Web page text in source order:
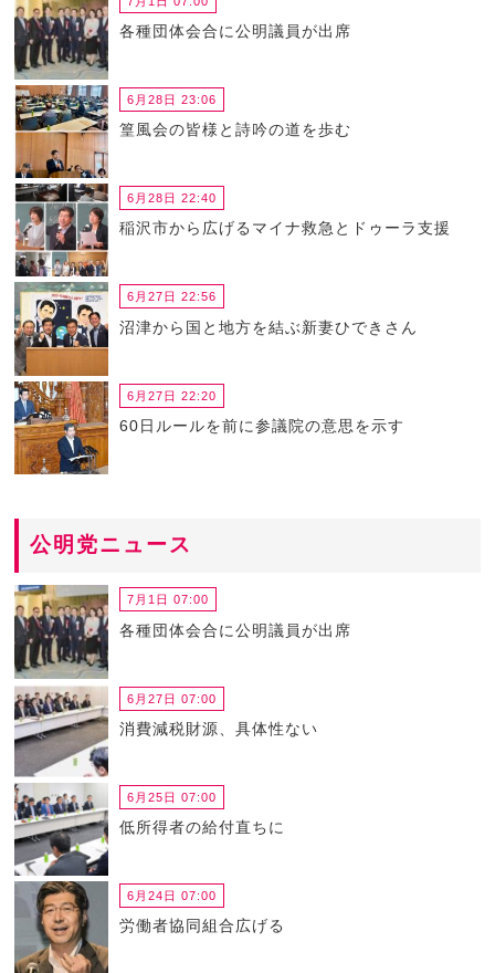
各種団体会合に公明議員が出席
6月28日 23:06
篁風会の皆様と詩吟の道を歩む
6月28日 22:40
稲沢市から広げるマイナ救急とドゥーラ支援
6月27日 22:56
沼津から国と地方を結ぶ新妻ひできさん
6月27日 22:20
60日ルールを前に参議院の意思を示す
公明党ニュース
7月1日 07:00
各種団体会合に公明議員が出席
6月27日 07:00
消費減税財源、具体性ない
6月25日 07:00
低所得者の給付直ちに
6月24日 07:00
労働者協同組合広げる